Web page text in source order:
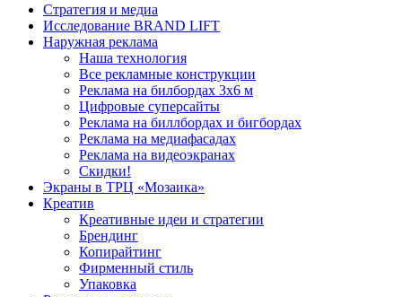
Стратегия и медиа
Исследование BRAND LIFT
Наружная реклама
Наша технология
Все рекламные конструкции
Реклама на билбордах 3х6 м
Цифровые суперсайты
Реклама на биллбордах и бигбордах
Реклама на медиафасадах
Реклама на видеоэкранах
Скидки!
Экраны в ТРЦ «Мозаика»
Креатив
Креативные идеи и стратегии
Брендинг
Копирайтинг
Фирменный стиль
Упаковка